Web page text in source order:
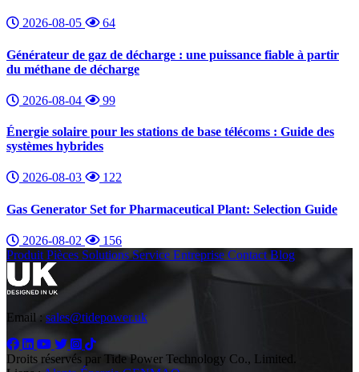
2026-08-05 64
Générateur de gaz de décharge : une puissance fiable à partir
du méthane de décharge
2026-08-04 99
Énergie solaire pour les stations de base télécoms : Guide des
systèmes hybrides
2026-08-03 122
Gas Generator Set for Pharmaceutical Plant: Selection Guide
2026-08-02
156
Produit Pièces Solutions Service Entreprise Contact Blog
Email : sales@tidepower.uk
Droits réservés par Tide Power Technology Co., Limited.